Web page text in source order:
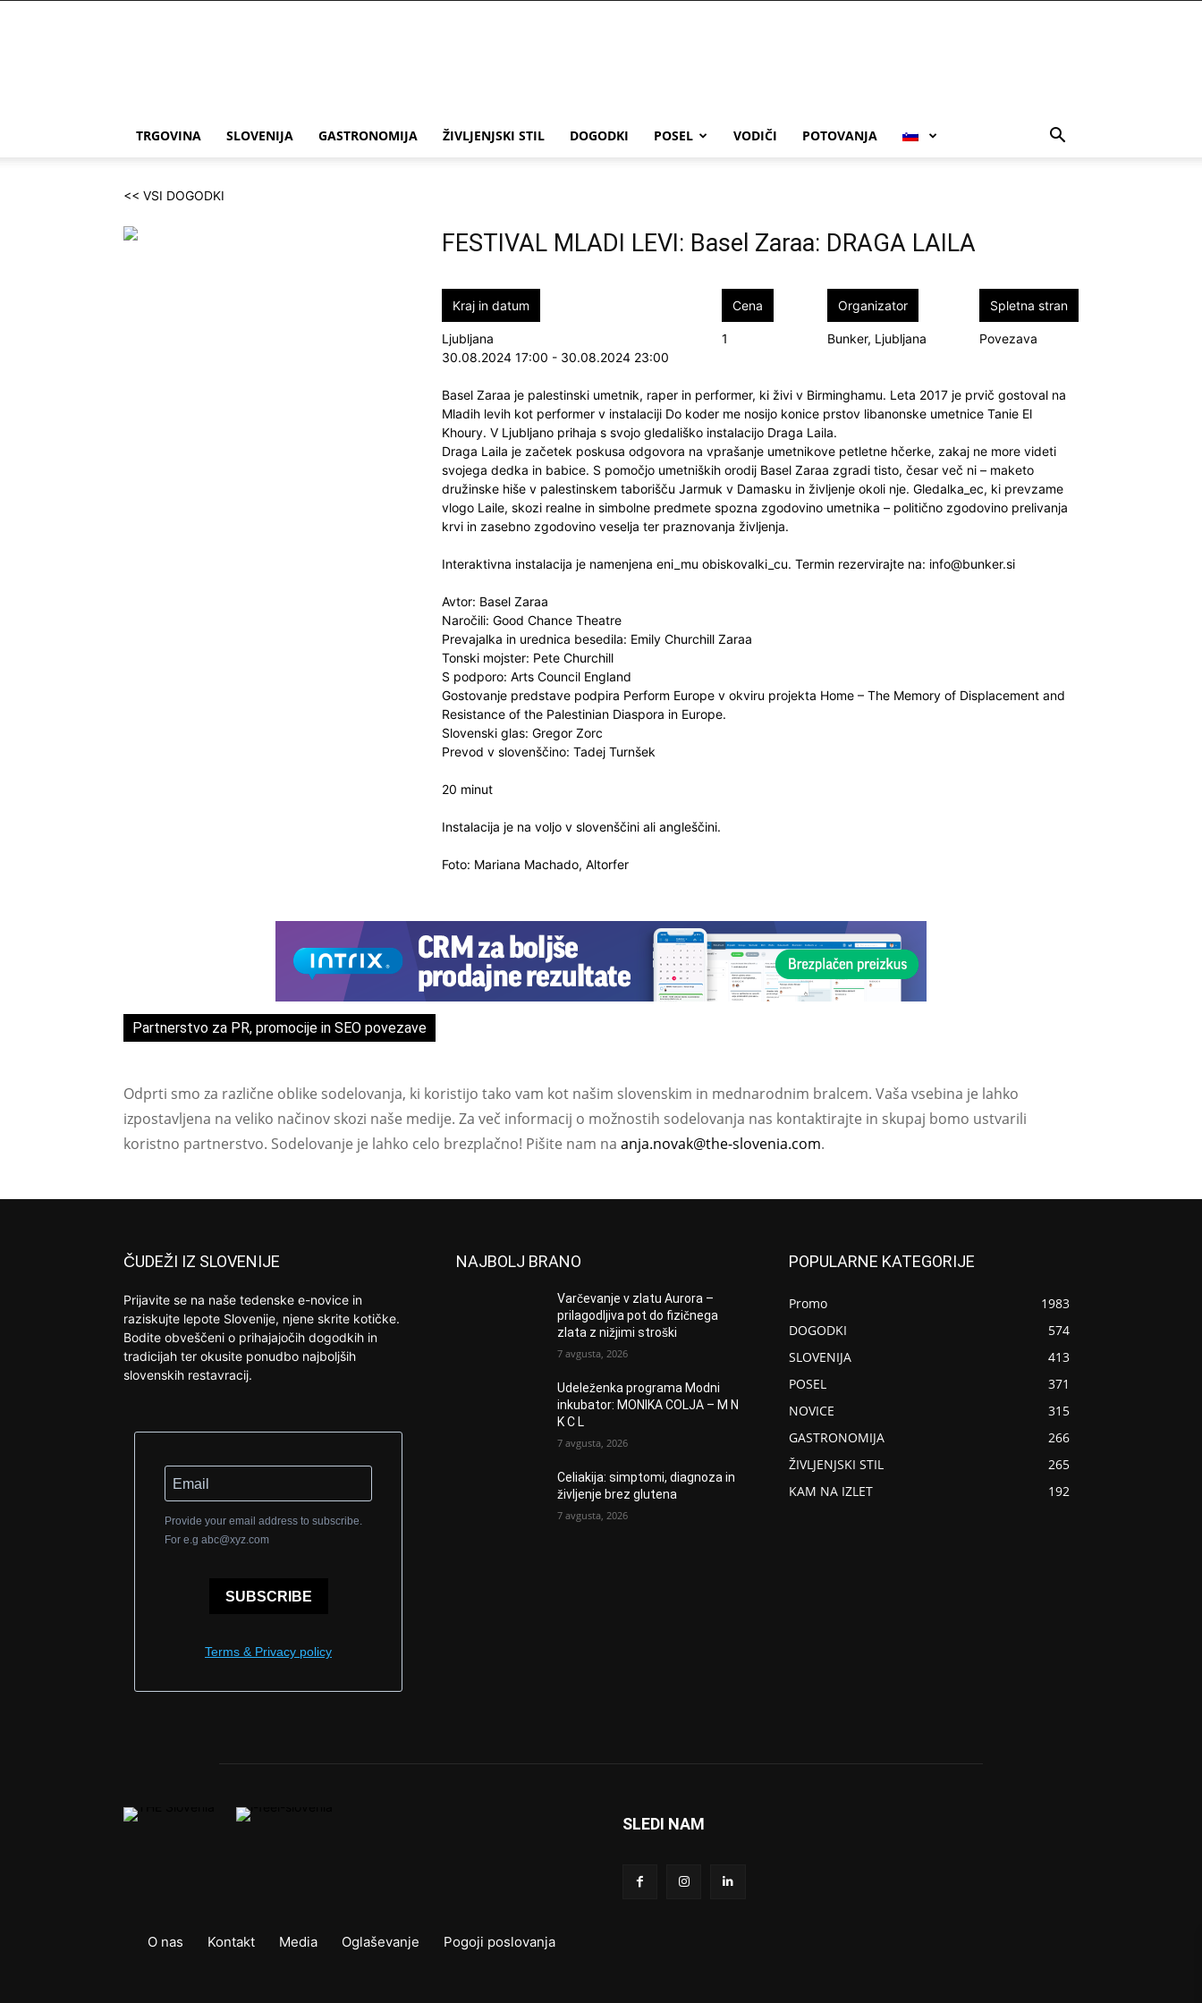
TRGOVINA SLOVENIJA GASTRONOMIJA ŽIVLJENJSKI STIL DOGODKI POSEL VODIČI POTOVANJA
<< VSI DOGODKI
FESTIVAL MLADI LEVI: Basel Zaraa: DRAGA LAILA
Kraj in datum
Ljubljana
30.08.2024 17:00 - 30.08.2024 23:00
Cena
1
Organizator
Bunker, Ljubljana
Spletna stran
Povezava
Basel Zaraa je palestinski umetnik, raper in performer, ki živi v Birminghamu. Leta 2017 je prvič gostoval na
Mladih levih kot performer v instalaciji Do koder me nosijo konice prstov libanonske umetnice Tanie El
Khoury. V Ljubljano prihaja s svojo gledališko instalacijo Draga Laila.
Draga Laila je začetek poskusa odgovora na vprašanje umetnikove petletne hčerke, zakaj ne more videti
svojega dedka in babice. S pomočjo umetniških orodij Basel Zaraa zgradi tisto, česar več ni – maketo
družinske hiše v palestinskem taborišču Jarmuk v Damasku in življenje okoli nje. Gledalka_ec, ki prevzame
vlogo Laile, skozi realne in simbolne predmete spozna zgodovino umetnika – politično zgodovino prelivanja
krvi in zasebno zgodovino veselja ter praznovanja življenja.
Interaktivna instalacija je namenjena eni_mu obiskovalki_cu. Termin rezervirajte na: info@bunker.si
Avtor: Basel Zaraa
Naročili: Good Chance Theatre
Prevajalka in urednica besedila: Emily Churchill Zaraa
Tonski mojster: Pete Churchill
S podporo: Arts Council England
Gostovanje predstave podpira Perform Europe v okviru projekta Home – The Memory of Displacement and
Resistance of the Palestinian Diaspora in Europe.
Slovenski glas: Gregor Zorc
Prevod v slovenščino: Tadej Turnšek
20 minut
Instalacija je na voljo v slovenščini ali angleščini.
Foto: Mariana Machado, Altorfer
Partnerstvo za PR, promocije in SEO povezave
Odprti smo za različne oblike sodelovanja, ki koristijo tako vam kot našim slovenskim in mednarodnim bralcem. Vaša vsebina je lahko
izpostavljena na veliko načinov skozi naše medije. Za več informacij o možnostih sodelovanja nas kontaktirajte in skupaj bomo ustvarili
koristno partnerstvo. Sodelovanje je lahko celo brezplačno! Pišite nam na anja.novak@the-slovenia.com.
ČUDEŽI IZ SLOVENIJE
Prijavite se na naše tedenske e-novice in
raziskujte lepote Slovenije, njene skrite kotičke.
Bodite obveščeni o prihajajočih dogodkih in
tradicijah ter okusite ponudbo najboljših
slovenskih restavracij.
Provide your email address to subscribe.
For e.g abc@xyz.com
SUBSCRIBE
Terms & Privacy policy
NAJBOLJ BRANO
Varčevanje v zlatu Aurora –
prilagodljiva pot do fizičnega
zlata z nižjimi stroški
7 avgusta, 2026
Udeleženka programa Modni
inkubator: MONIKA COLJA – M N
K C L
7 avgusta, 2026
Celiakija: simptomi, diagnoza in
življenje brez glutena
7 avgusta, 2026
POPULARNE KATEGORIJE
Promo
1983
DOGODKI
574
SLOVENIJA
413
POSEL
371
NOVICE
315
GASTRONOMIJA
266
ŽIVLJENJSKI STIL
265
KAM NA IZLET
192
SLEDI NAM
O nas Kontakt Media Oglaševanje Pogoji poslovanja